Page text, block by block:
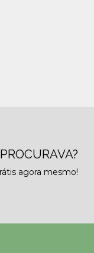
agora mesmo!